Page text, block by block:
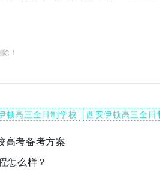
！
顿高三全日制学校 西安伊顿高三全日
高考备考方案
怎么样？